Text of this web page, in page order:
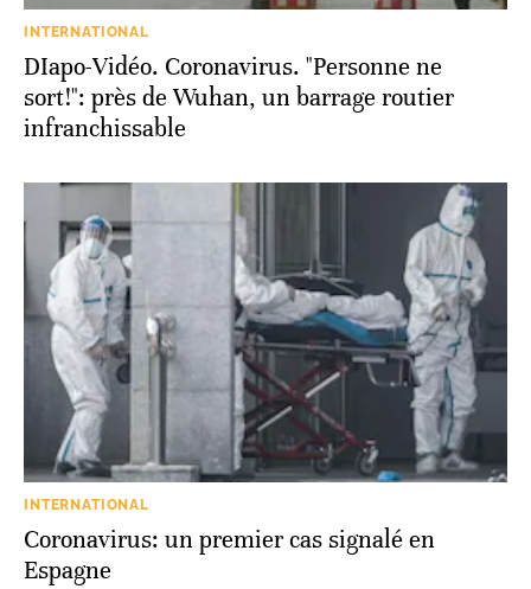
INTERNATIONAL
DIapo-Vidéo. Coronavirus. "Personne ne
sort!": près de Wuhan, un barrage routier
infranchissable
INTERNATIONAL
Coronavirus: un premier cas signalé en
Espagne